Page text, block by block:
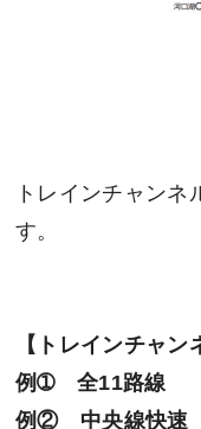
トレインチャン
す。
【トレインチャン
例➀ 全11路線
例② 中央線快